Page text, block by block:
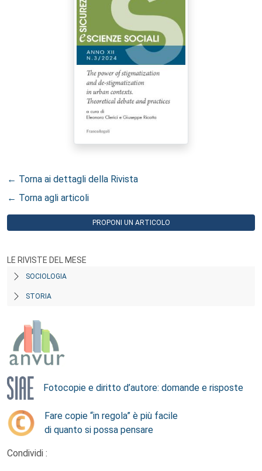
← Torna ai dettagli della Rivista
← Torna agli articoli
PROPONI UN ARTICOLO
LE RIVISTE DEL MESE
SOCIOLOGIA
STORIA
Fotocopie e diritto d’autore: domande e risposte
Fare copie “in regola” è più facile
di quanto si possa pensare
Condividi :